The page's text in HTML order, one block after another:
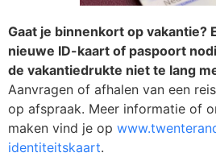
Gaat je binnenkort op vakantie?
nieuwe ID-kaart of paspoort
de vakantiedrukte niet te lang
Aanvragen of afhalen van een
op afspraak. Meer informatie of
maken vind je op
identiteitskaart.